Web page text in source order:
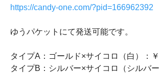
https://candy-one.com/?pid=166962392
ゆうパケットにて発送可能です。
タイプA：ゴールド×サイコロ（白）：
タイプB：シルバー×サイコロ（シルバ